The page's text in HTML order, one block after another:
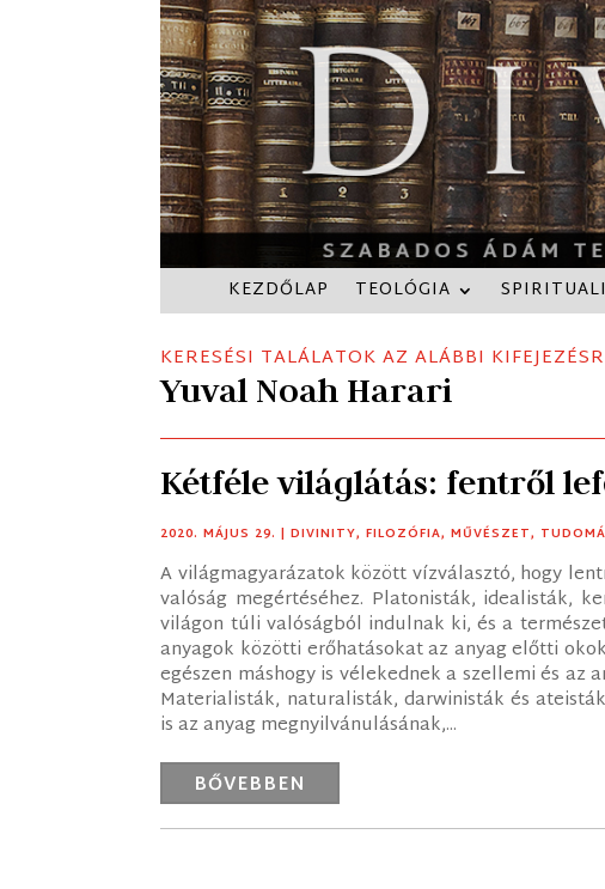
KEZDŐLAP TEOLÓGIA
KERESÉSI TALÁLATOK AZ ALÁBBI
Yuval Noah Harari
Kétféle világlátás: fentről
2020. MÁJUS 29. |DIVINITY,FILOZÓFIA,MŰVÉSZET,
A világmagyarázatok között vízválasztó, hogy
valóság megértéséhez. Platonisták, idealisták,
világon túli valóságból indulnak ki, és a
anyagok közötti erőhatásokat az anyag előtti
egészen máshogy is vélekednek a szellemi és
Materialisták, naturalisták, darwinisták és
is az anyag megnyilvánulásának,...
BŐVEBBEN